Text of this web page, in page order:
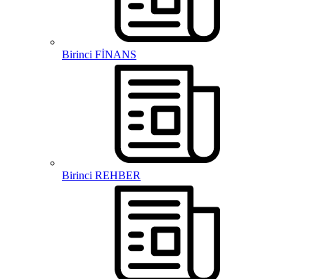
Birinci FİNANS
Birinci REHBER